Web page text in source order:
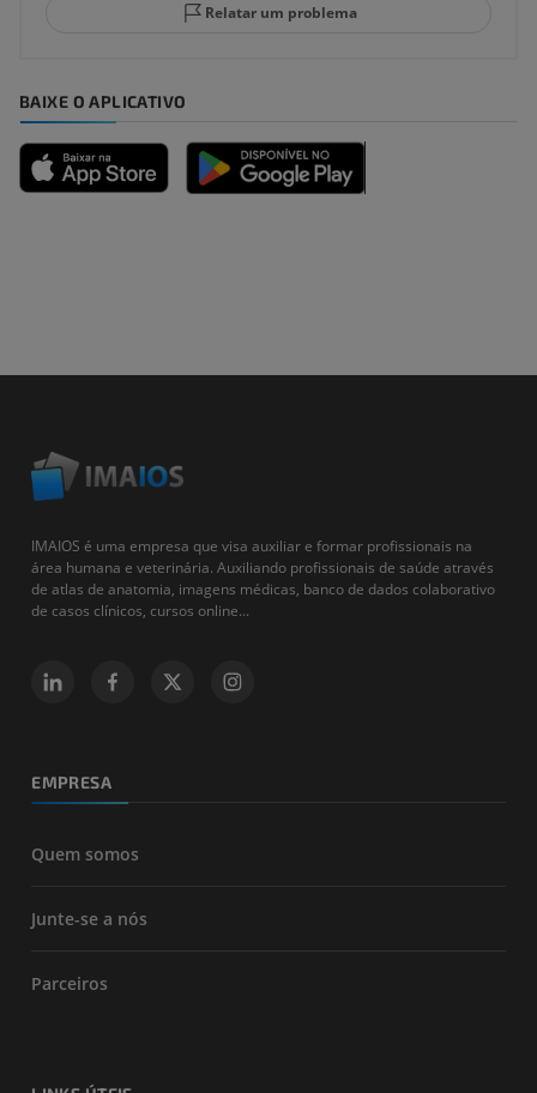
Relatar um problema
BAIXE O APLICATIVO
IMAIOS é uma empresa que visa auxiliar e formar profissionais na
área humana e veterinária. Auxiliando profissionais de saúde através
de atlas de anatomia, imagens médicas, banco de dados colaborativo
de casos clínicos, cursos online...
EMPRESA
Quem somos
Junte-se a nós
Parceiros